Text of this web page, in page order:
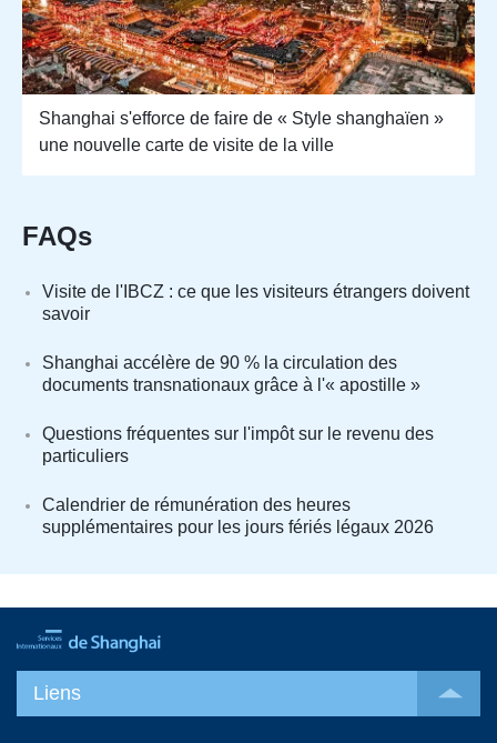
Shanghai s'efforce de faire de « Style shanghaïen »
une nouvelle carte de visite de la ville
FAQs
Visite de l'IBCZ : ce que les visiteurs étrangers doivent
savoir
Shanghai accélère de 90 % la circulation des
documents transnationaux grâce à l'« apostille »
Questions fréquentes sur l'impôt sur le revenu des
particuliers
Calendrier de rémunération des heures
supplémentaires pour les jours fériés légaux 2026
Liens